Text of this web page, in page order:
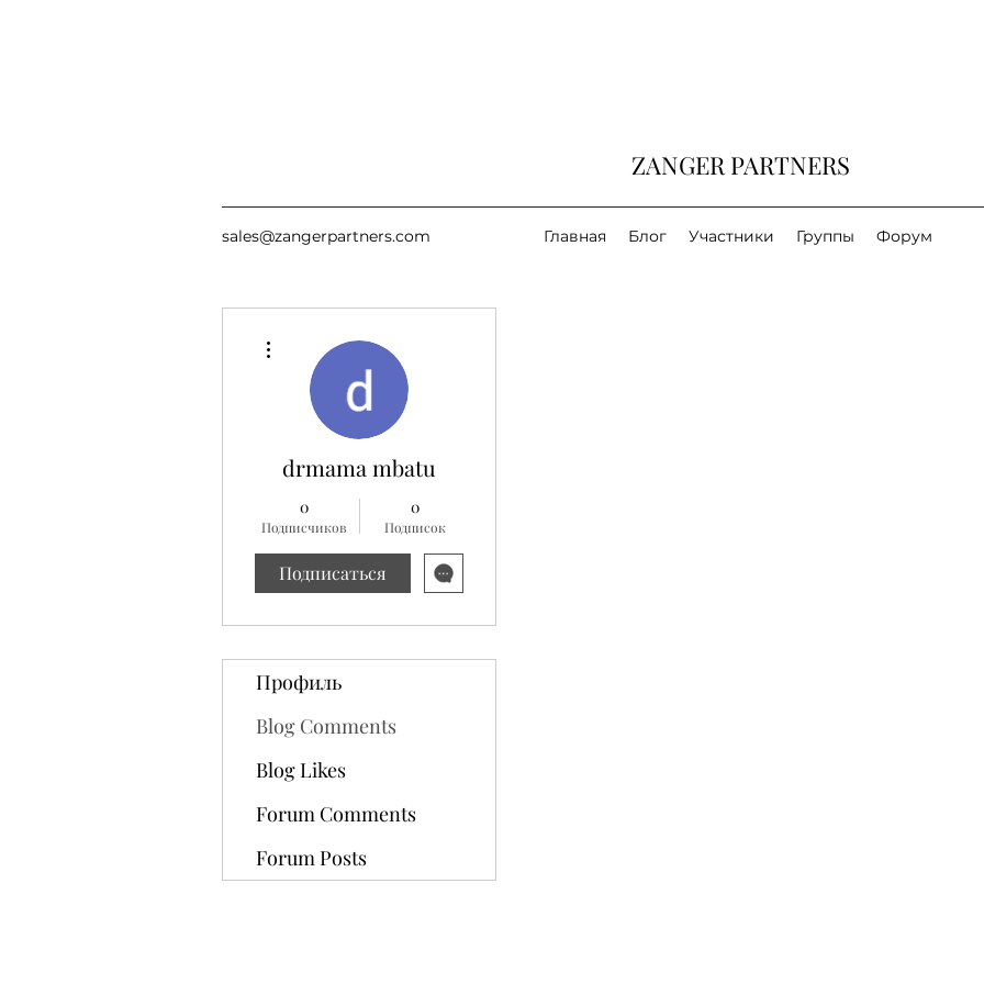
ZANGER PARTNERS
sales@zangerpartners.com Главная Блог Участники Группы Форум
drmama mbatu
0
Подписчиков
0
Подписок
Подписаться
Профиль
Blog Comments
Blog Likes
Forum Comments
Forum Posts